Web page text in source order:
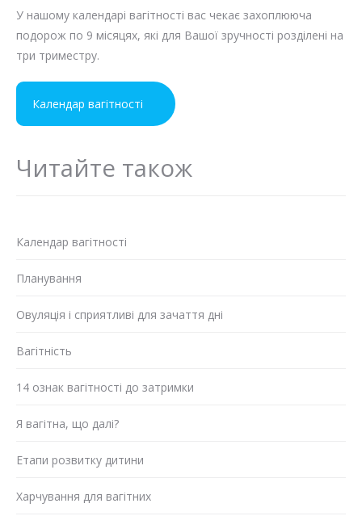
У нашому календарі вагітності вас чекає захоплююча
подорож по 9 місяцях, які для Вашої зручності розділені на
три триместру.
Календар вагітності
Читайте також
Календар вагітності
Планування
Овуляція і сприятливі для зачаття дні
Вагітність
14 ознак вагітності до затримки
Я вагітна, що далі?
Етапи розвитку дитини
Харчування для вагітних